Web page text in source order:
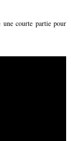
une courte partie pour